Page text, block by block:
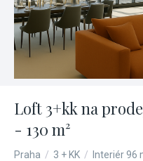
Loft 3+kk na
- 130 m²
Praha / 3 + KK / Interiér 96